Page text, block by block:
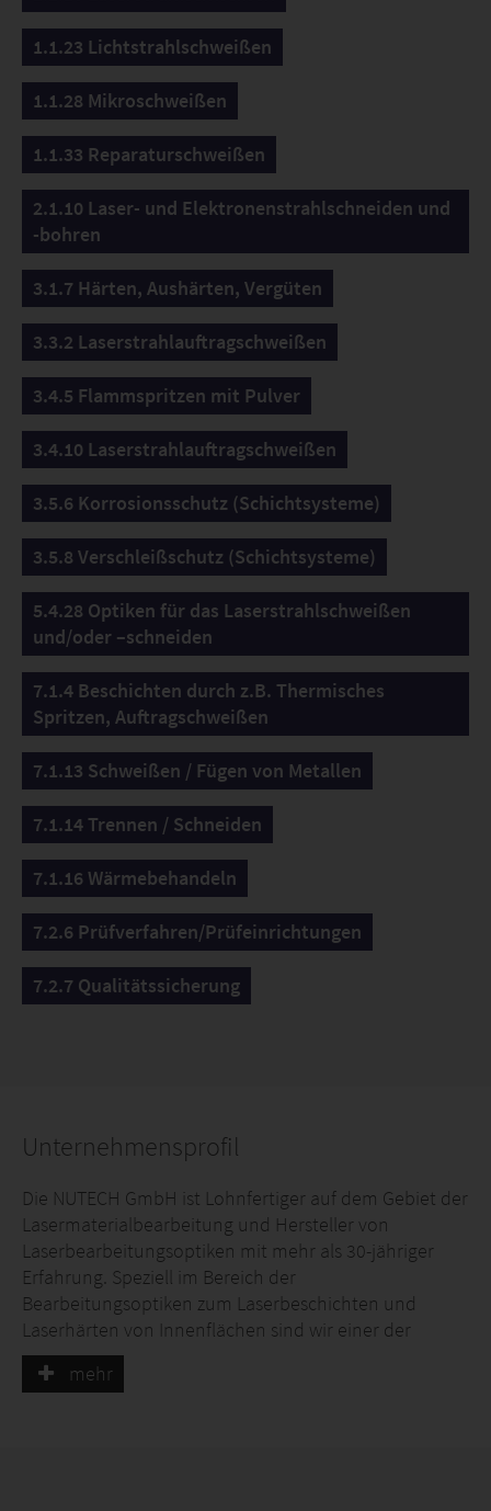
1.1.23 Lichtstrahlschweißen
1.1.28 Mikroschweißen
1.1.33 Reparaturschweißen
2.1.10 Laser- und Elektronenstrahlschneiden und
-bohren
3.1.7 Härten, Aushärten, Vergüten
3.3.2 Laserstrahlauftragschweißen
3.4.5 Flammspritzen mit Pulver
3.4.10 Laserstrahlauftragschweißen
3.5.6 Korrosionsschutz (Schichtsysteme)
3.5.8 Verschleißschutz (Schichtsysteme)
5.4.28 Optiken für das Laserstrahlschweißen
und/oder –schneiden
7.1.4 Beschichten durch z.B. Thermisches
Spritzen, Auftragschweißen
7.1.13 Schweißen / Fügen von Metallen
7.1.14 Trennen / Schneiden
7.1.16 Wärmebehandeln
7.2.6 Prüfverfahren/Prüfeinrichtungen
7.2.7 Qualitätssicherung
Unternehmensprofil
Die NUTECH GmbH ist Lohnfertiger auf dem Gebiet der
Lasermaterialbearbeitung und Hersteller von
Laserbearbeitungsoptiken mit mehr als 30-jähriger
Erfahrung. Speziell im Bereich der
Bearbeitungsoptiken zum Laserbeschichten und
Laserhärten von Innenflächen sind wir einer der
weltweit führenden Hersteller und Entwickler. Die
Optiken werden speziell auf Ihre Anforderungen
mehr